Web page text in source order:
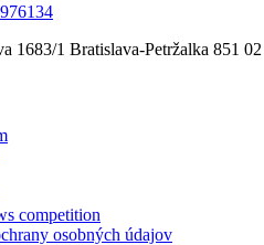
1683/1 Bratislava-Petržalka 851
competition
osobných údajov